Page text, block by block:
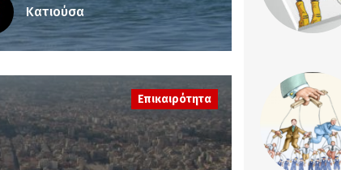
Κατιούσα
Επικαιρότητα